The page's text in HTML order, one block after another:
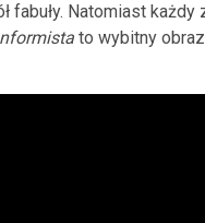
fabuły. Natomiast każdy
to wybitny obraz